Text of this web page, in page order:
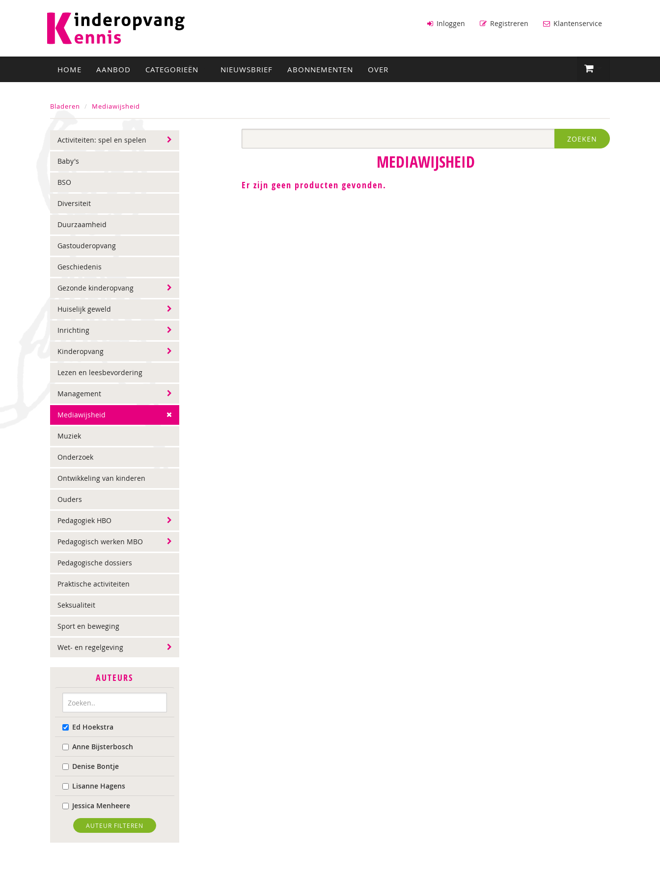
Inloggen Registreren Klantenservice
HOME AANBOD CATEGORIEËN NIEUWSBRIEF ABONNEMENTEN OVER
Bladeren Mediawijsheid
Activiteiten: spel en spelen
Baby's
BSO
Diversiteit
Duurzaamheid
Gastouderopvang
Geschiedenis
Gezonde kinderopvang
Huiselijk geweld
Inrichting
Kinderopvang
Lezen en leesbevordering
Management
Mediawijsheid
Muziek
Onderzoek
Ontwikkeling van kinderen
Ouders
Pedagogiek HBO
Pedagogisch werken MBO
Pedagogische dossiers
Praktische activiteiten
Seksualiteit
Sport en beweging
Wet- en regelgeving
AUTEURS
Ed Hoekstra
Anne Bijsterbosch
Denise Bontje
Lisanne Hagens
Jessica Menheere
AUTEUR FILTEREN
ZOEKEN
MEDIAWIJSHEID
Er zijn geen producten gevonden.